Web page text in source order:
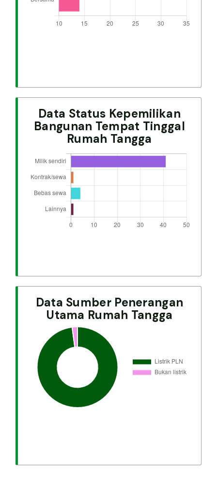
Data Status Kepemilikan
Bangunan Tempat Tinggal
Rumah Tangga
Data Sumber Penerangan
Utama Rumah Tangga